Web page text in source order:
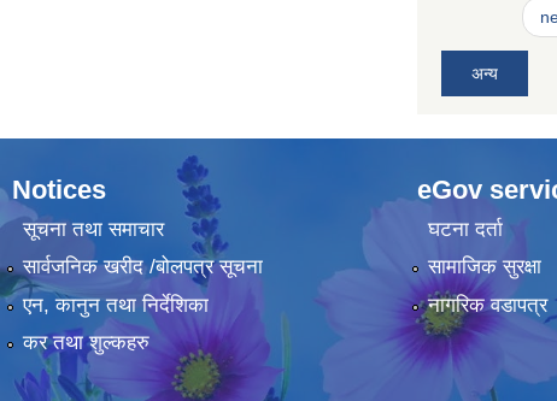
अन्य
Notices
सूचना तथा समाचार
सार्वजनिक खरीद /बोलपत्र सूचना
एन, कानुन तथा निर्देशिका
कर तथा शुल्कहरु
eGov
घटना दर्ता
सामाजिक सुरक्षा
नागरिक वडापत्र